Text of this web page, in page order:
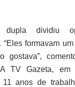
dividiu
“Eles formavam
gostava”,
TV Gazeta, em
11 anos de